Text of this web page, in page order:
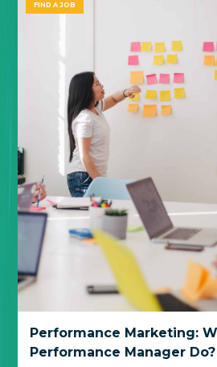
FIND A JOB
Performance Marketing:
Performance Manager Do?